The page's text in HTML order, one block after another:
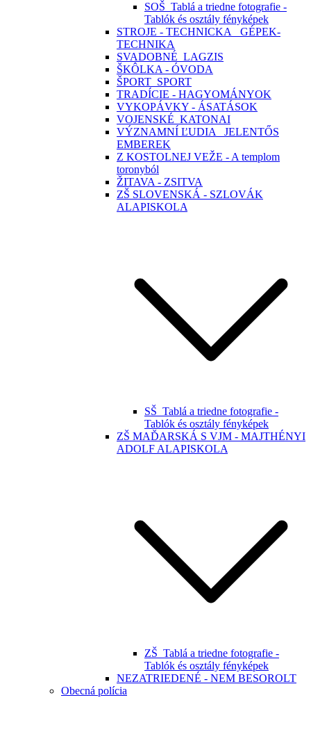
SOŠ_Tablá a triedne fotografie -
Tablók és osztály fényképek
STROJE - TECHNICKA_ GÉPEK-
TECHNIKA
SVADOBNÉ_LAGZIS
ŠKÔLKA - ÓVODA
ŠPORT_SPORT
TRADÍCIE - HAGYOMÁNYOK
VYKOPÁVKY - ÁSATÁSOK
VOJENSKÉ_KATONAI
VÝZNAMNÍ ĽUDIA _JELENTŐS
EMBEREK
Z KOSTOLNEJ VEŽE - A templom
toronyból
ŽITAVA - ZSITVA
ZŠ SLOVENSKÁ - SZLOVÁK
ALAPISKOLA
SŠ_Tablá a triedne fotografie -
Tablók és osztály fényképek
ZŠ MAĎARSKÁ S VJM - MAJTHÉNYI
ADOLF ALAPISKOLA
ZŠ_Tablá a triedne fotografie -
Tablók és osztály fényképek
NEZATRIEDENÉ - NEM BESOROLT
Obecná polícia